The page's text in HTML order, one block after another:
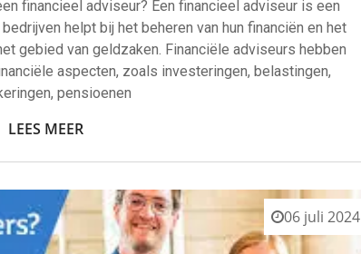
financieel adviseur? Een financieel adviseur is een
helpt bij het beheren van hun financiën en het
gebied van geldzaken. Financiële adviseurs hebben
aspecten, zoals investeringen, belastingen,
pensioenen
LEES MEER
06 juli 2024